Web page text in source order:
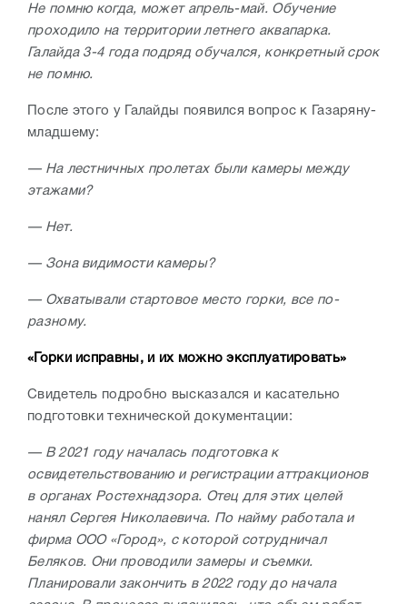
Не помню когда, может апрель-май. Обучение
проходило на территории летнего аквапарка.
Галайда 3-4 года подряд обучался, конкретный срок
не помню.
После этого у Галайды появился вопрос к Газаряну-
младшему:
— На лестничных пролетах были камеры между
этажами?
— Нет.
— Зона видимости камеры?
— Охватывали стартовое место горки, все по-
разному.
«Горки исправны, и их можно эксплуатировать»
Свидетель подробно высказался и касательно
подготовки технической документации:
— В 2021 году началась подготовка к
освидетельствованию и регистрации аттракционов
в органах Ростехнадзора. Отец для этих целей
нанял Сергея Николаевича. По найму работала и
фирма ООО «Город», с которой сотрудничал
Беляков. Они проводили замеры и съемки.
Планировали закончить в 2022 году до начала